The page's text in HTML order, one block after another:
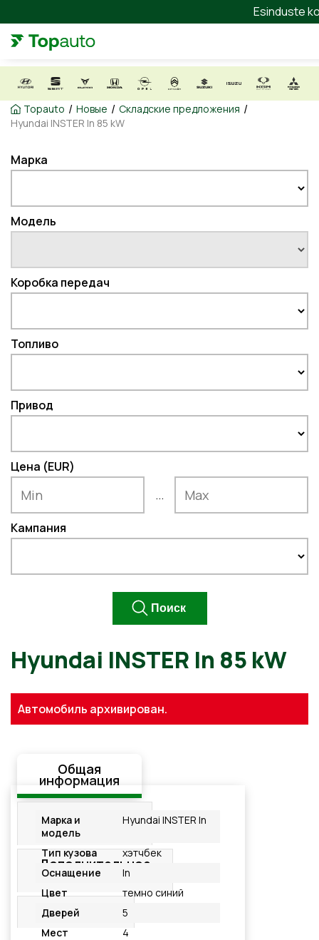
Esinduste
Topauto / Новые / Складские предложения /
Hyundai INSTER In 85 kW
Марка
Модель
Коробка передач
Топливо
Привод
Цена (EUR)
...
Кампания
Hyundai INSTER In 85 kW
Автомобиль архивирован.
Общая
информация
Стандартная
комплектация
Дополнительное
оснащение
Подробнее
Марка и
модель
Hyundai INSTER In
Тип кузова
хэтчбек
Оснащение
In
Цвет
темно синий
Дверей
5
Мест
4